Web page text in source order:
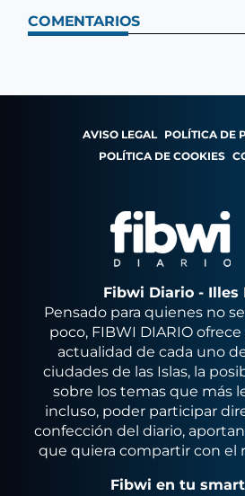
COMENTARIOS
AVISO LEGAL POLÍTICA DE
POLÍTICA DE COOKIES
Fibwi Diario - Illes
Pensado para quienes no
poco, FIBWI DIARIO
actualidad de cada uno
ciudades de las Islas, la
sobre los temas que más
incluso, poder participar
confección del diario,
que quiera compartir con el
Fibwi en tu